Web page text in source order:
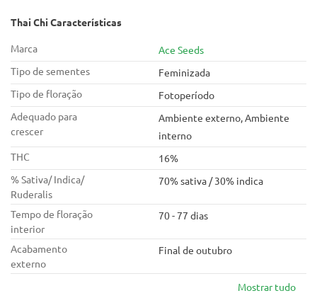
Thai Chi Características
Marca
Ace Seeds
Tipo de sementes
Feminizada
Tipo de floração
Fotoperíodo
Adequado para
crescer
Ambiente externo, Ambiente
interno
THC
16%
% Sativa/ Indica/
Ruderalis
70% sativa / 30% indica
Tempo de floração
interior
70 - 77 dias
Acabamento
externo
Final de outubro
Mostrar tudo